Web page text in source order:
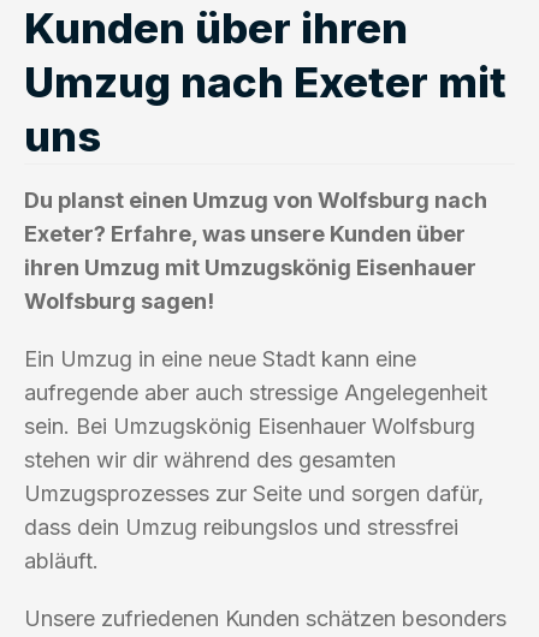
Kunden über ihren
Umzug nach Exeter mit
uns
Du planst einen Umzug von Wolfsburg nach
Exeter? Erfahre, was unsere Kunden über
ihren Umzug mit Umzugskönig Eisenhauer
Wolfsburg sagen!
Ein Umzug in eine neue Stadt kann eine
aufregende aber auch stressige Angelegenheit
sein. Bei Umzugskönig Eisenhauer Wolfsburg
stehen wir dir während des gesamten
Umzugsprozesses zur Seite und sorgen dafür,
dass dein Umzug reibungslos und stressfrei
abläuft.
Unsere zufriedenen Kunden schätzen besonders